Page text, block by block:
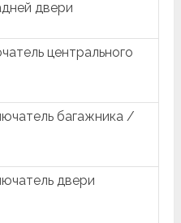
двери
центрального
багажника /
двери